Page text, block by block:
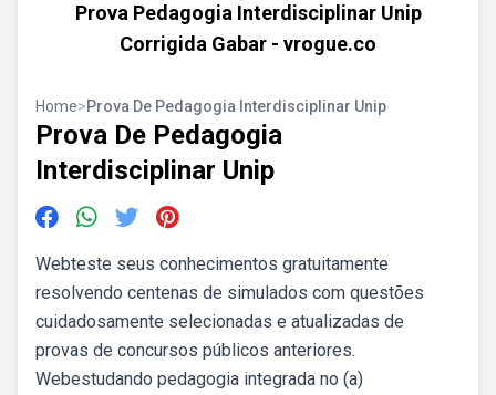
Prova Pedagogia Interdisciplinar Unip
Corrigida Gabar - vrogue.co
Home>Prova De Pedagogia Interdisciplinar Unip
Prova De Pedagogia
Interdisciplinar Unip
Webteste seus conhecimentos gratuitamente
resolvendo centenas de simulados com questões
cuidadosamente selecionadas e atualizadas de
provas de concursos públicos anteriores.
Webestudando pedagogia integrada no (a)